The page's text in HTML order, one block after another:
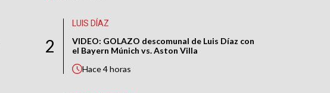
2
LUIS DÍAZ
VIDEO: GOLAZO descomunal de Luis Díaz con
el Bayern Múnich vs. Aston Villa
Hace4 horas